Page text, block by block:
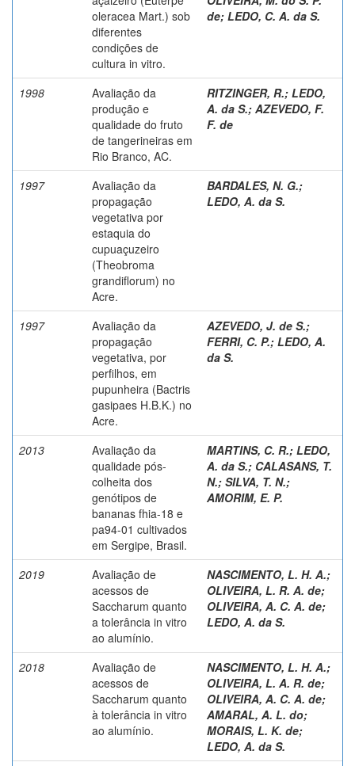
oleracea Mart.) sob
diferentes
condições de
cultura in vitro.
de; LEDO, C. A. da S.
1998
Avaliação da
produção e
qualidade do fruto
de tangerineiras em
Rio Branco, AC.
RITZINGER, R.; LEDO,
A. da S.; AZEVEDO, F.
F. de
1997
Avaliação da
propagação
vegetativa por
estaquia do
cupuaçuzeiro
(Theobroma
grandiflorum) no
Acre.
BARDALES, N. G.;
LEDO, A. da S.
1997
Avaliação da
propagação
vegetativa, por
perfilhos, em
pupunheira (Bactris
gasipaes H.B.K.) no
Acre.
AZEVEDO, J. de S.;
FERRI, C. P.; LEDO, A.
da S.
2013
Avaliação da
qualidade pós-
colheita dos
genótipos de
bananas fhia-18 e
pa94-01 cultivados
em Sergipe, Brasil.
MARTINS, C. R.; LEDO,
A. da S.; CALASANS, T.
N.; SILVA, T. N.;
AMORIM, E. P.
2019
Avaliação de
acessos de
Saccharum quanto
a tolerância in vitro
ao alumínio.
NASCIMENTO, L. H. A.;
OLIVEIRA, L. R. A. de;
OLIVEIRA, A. C. A. de;
LEDO, A. da S.
2018
Avaliação de
acessos de
Saccharum quanto
à tolerância in vitro
ao alumínio.
NASCIMENTO, L. H. A.;
OLIVEIRA, L. A. R. de;
OLIVEIRA, A. C. A. de;
AMARAL, A. L. do;
MORAIS, L. K. de;
LEDO, A. da S.